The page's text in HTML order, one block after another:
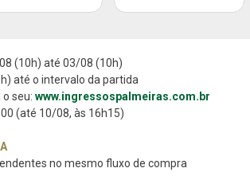
(10h) até 03/08 (10h)
até o intervalo da partida
seu: www.ingressospalmeiras.com.br
(até 10/08, às 16h15)
no mesmo fluxo de compra